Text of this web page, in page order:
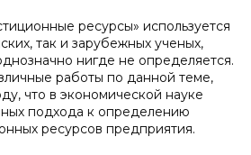
ресурсы» используется
так и зарубежных ученых,
нигде не определяется.
работы по данной теме,
что в экономической науке
подхода к определению
ресурсов предприятия.